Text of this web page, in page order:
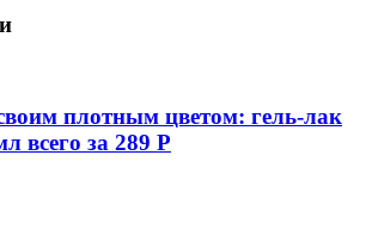
плотным цветом: гель-лак
всего за 289 Р